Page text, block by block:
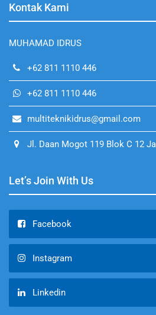
Kontak Kami
MUHAMAD IDRUS
+62 811 1110 446
+62 811 1110 446
multiteknikidrus@gmail.com
Jl. Daan Mogot 119 Blok C 12
Let’s Join With Us
Facebook
Instagram
Linkedin